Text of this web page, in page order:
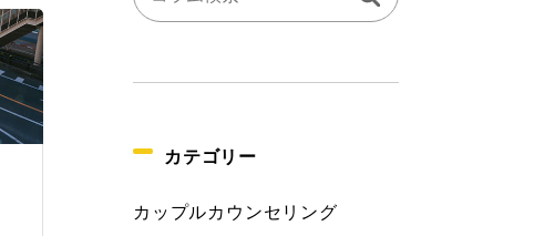
カテゴリー
カップルカウンセリング